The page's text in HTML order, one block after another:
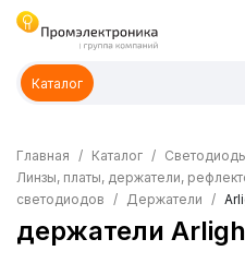
Каталог
Главная Каталог
Линзы, платы, держатели,
светодиодов
Держатели
держатели